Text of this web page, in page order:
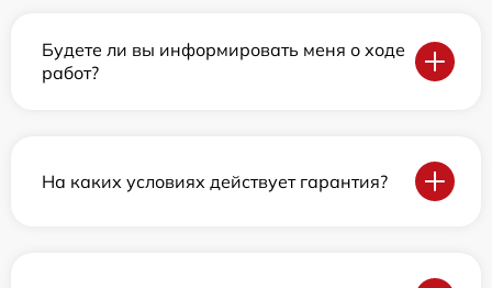
Будете ли вы информировать меня о ходе
работ?
На каких условиях действует гарантия?